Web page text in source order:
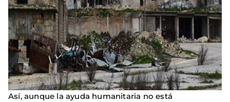
Así, aunque la ayuda humanitaria no está